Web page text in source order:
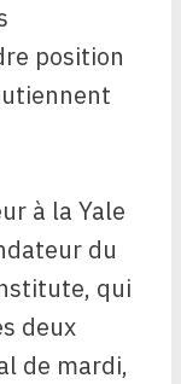
position
à la Yale
du
qui
deux
de mardi,